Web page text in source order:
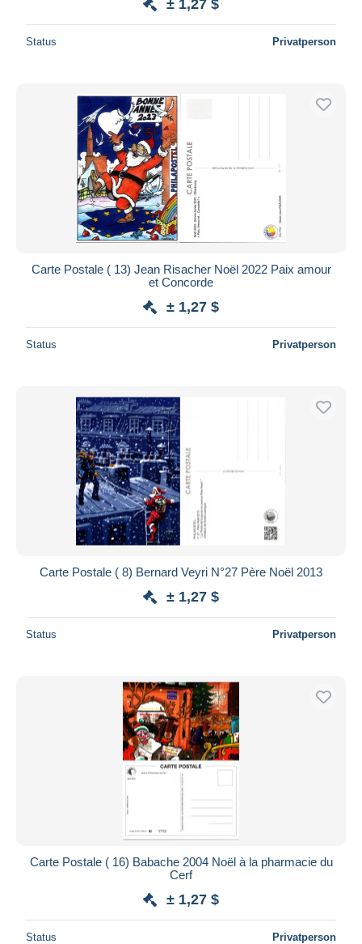
± 1,27 $
Status Privatperson
Carte Postale ( 13) Jean Risacher Noël 2022 Paix amour
et Concorde
± 1,27 $
Status Privatperson
Carte Postale ( 8) Bernard Veyri N°27 Père Noël 2013
± 1,27 $
Status Privatperson
Carte Postale ( 16) Babache 2004 Noël à la pharmacie du
Cerf
± 1,27 $
Status Privatperson